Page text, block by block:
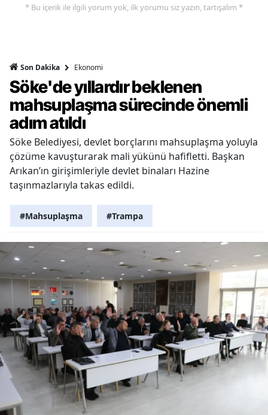
* Bu içerik ile ilgili yorum yok, ilk yorumu siz yazın, tartışalım *
Son Dakika Ekonomi
Söke'de yıllardır beklenen
mahsuplaşma sürecinde önemli
adım atıldı
Söke Belediyesi, devlet borçlarını mahsuplaşma yoluyla
çözüme kavuşturarak mali yükünü hafifletti. Başkan
Arıkan’ın girişimleriyle devlet binaları Hazine
taşınmazlarıyla takas edildi.
#Mahsuplaşma #Trampa